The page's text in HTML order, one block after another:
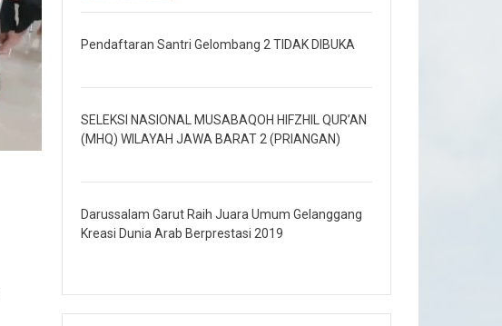
Pendaftaran Santri Gelombang 2 TIDAK DIBUKA
SELEKSI NASIONAL MUSABAQOH HIFZHIL QUR’AN
(MHQ) WILAYAH JAWA BARAT 2 (PRIANGAN)
Darussalam Garut Raih Juara Umum Gelanggang
Kreasi Dunia Arab Berprestasi 2019